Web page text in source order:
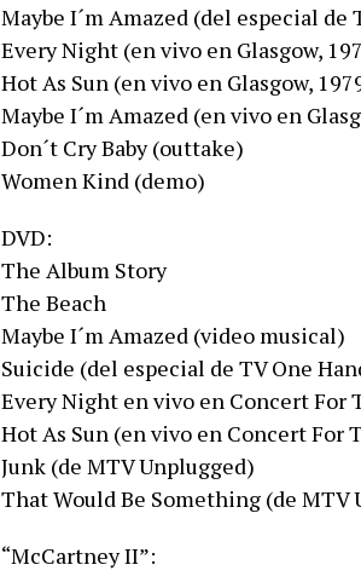
Maybe I´m Amazed (del especial de
Every Night (en vivo en Glasgow,
Hot As Sun (en vivo en Glasgow,
Maybe I´m Amazed (en vivo en
Don´t Cry Baby (outtake)
Women Kind (demo)
DVD:
The Album Story
The Beach
Maybe I´m Amazed (video musical)
Suicide (del especial de TV One
Every Night en vivo en Concert For
Hot As Sun (en vivo en Concert For
Junk (de MTV Unplugged)
That Would Be Something (de MTV
“McCartney II”: